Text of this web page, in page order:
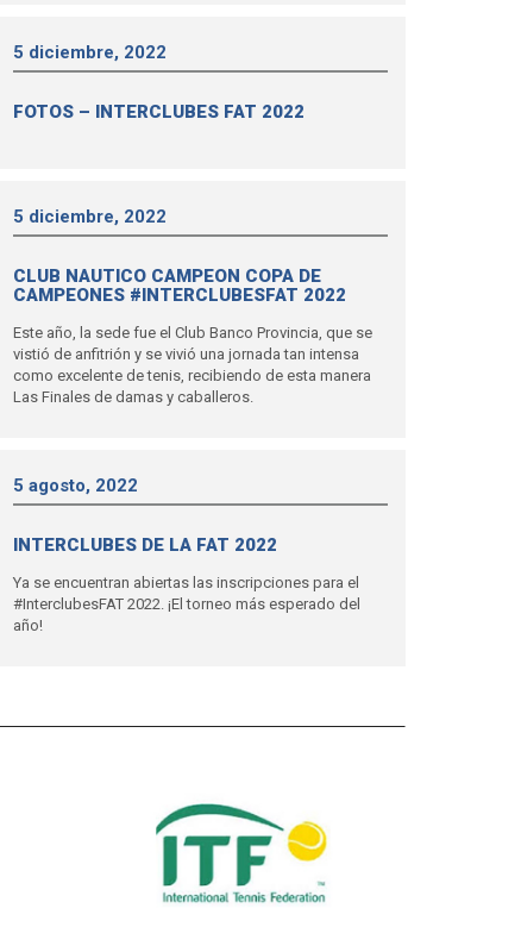
5 diciembre, 2022
FOTOS – INTERCLUBES FAT 2022
5 diciembre, 2022
CLUB NAUTICO CAMPEON COPA DE
CAMPEONES #INTERCLUBESFAT 2022
Este año, la sede fue el Club Banco Provincia, que se
vistió de anfitrión y se vivió una jornada tan intensa
como excelente de tenis, recibiendo de esta manera
Las Finales de damas y caballeros.
5 agosto, 2022
INTERCLUBES DE LA FAT 2022
Ya se encuentran abiertas las inscripciones para el
#InterclubesFAT 2022. ¡El torneo más esperado del
año!